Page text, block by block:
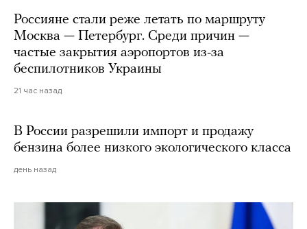
Россияне стали реже летать по маршруту
Москва — Петербург. Среди причин —
частые закрытия аэропортов из-за
беспилотников Украины
21 час назад
В России разрешили импорт и продажу
бензина более низкого экологического класса
день назад